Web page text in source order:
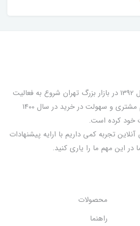
مجموعه wise-mf در سال 1392 در بازار بزرگ تهران شروع به فعالیت
نموده و در راستای تکریم مشتری و سهولت در خرید در سال 1400
خود کرده است.
تجربه کمی داریم با ارایه پیشنهادات
این مهم ما را یاری کنید.
محصولات
راهنما